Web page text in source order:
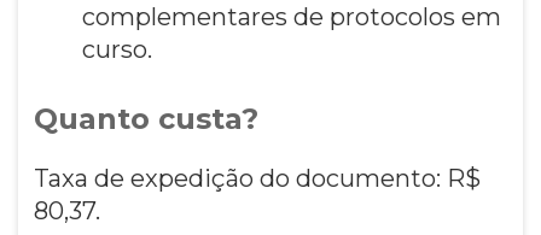
complementares de protocolos em
curso.
Quanto custa?
Taxa de expedição do documento: R$
80,37.